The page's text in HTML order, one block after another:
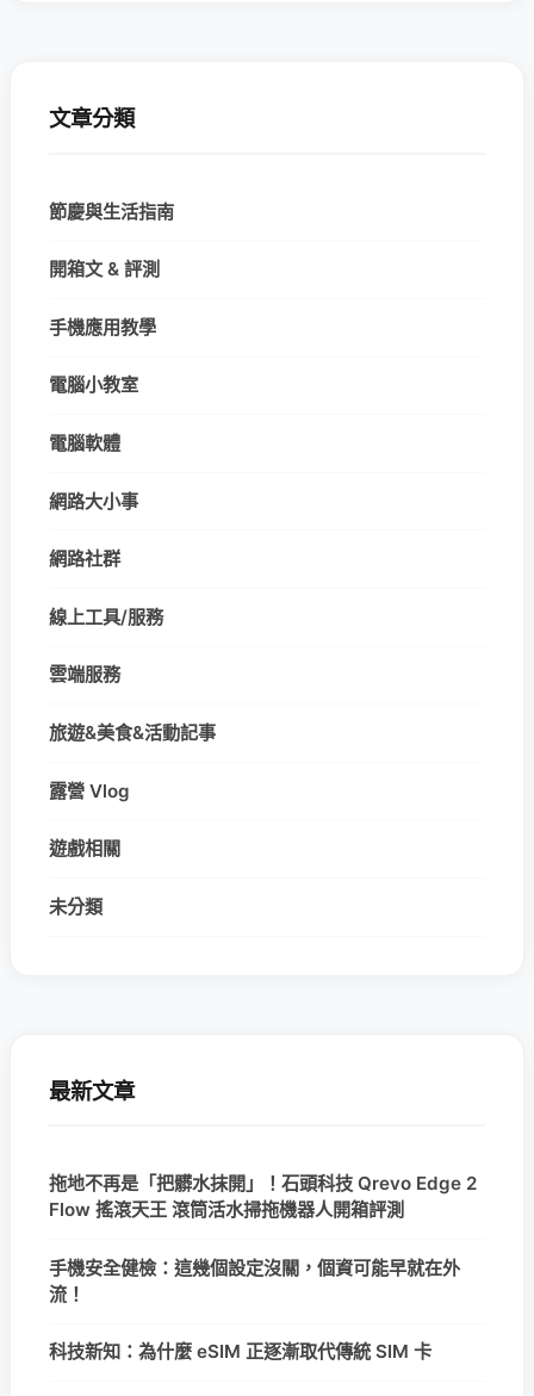
文章分類
節慶與生活指南
開箱文 & 評測
手機應用教學
電腦小教室
電腦軟體
網路大小事
網路社群
線上工具/服務
雲端服務
旅遊&美食&活動記事
露營 Vlog
遊戲相關
未分類
最新文章
拖地不再是「把髒水抹開」！石頭科技 Qrevo Edge 2
Flow 搖滾天王 滾筒活水掃拖機器人開箱評測
手機安全健檢：這幾個設定沒關，個資可能早就在外
流！
科技新知：為什麼 eSIM 正逐漸取代傳統 SIM 卡